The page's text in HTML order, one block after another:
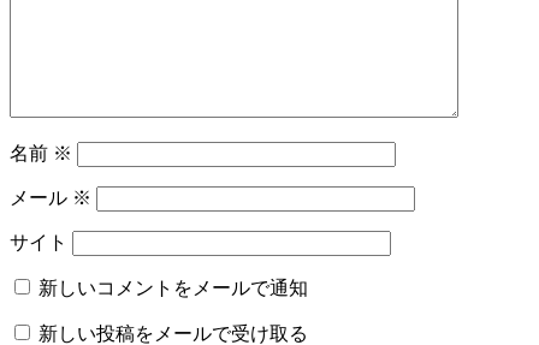
名前 ※
メール ※
サイト
新しいコメントをメールで通知
新しい投稿をメールで受け取る